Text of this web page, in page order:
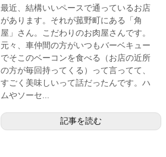
最近、結構いいペースで通っているお店
があります。それが菰野町にある「角
屋」さん。こだわりのお肉屋さんです。
元々、車仲間の方がいつもバーベキュー
でそこのベーコンを食べる（お店の近所
の方が毎回持ってくる）って言ってて、
すごく美味しいって話だったんです。ハ
ムやソーセ...
記事を読む